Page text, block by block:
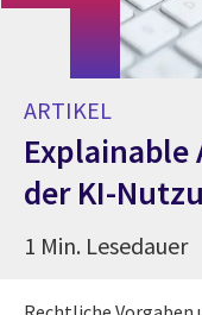
ARTIKEL
Explainable
der KI-
1 Min. Lesedauer